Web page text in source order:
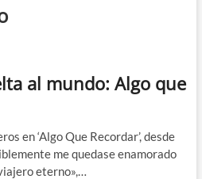
al mundo: Algo que
en ‘Algo Que Recordar’, desde
me quedase enamorado
eterno»,…